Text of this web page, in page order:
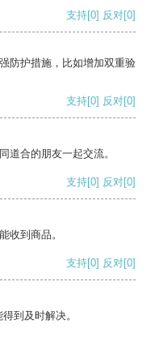
支持[0] 反对[0]
防护措施，比如增加双重验
支持[0] 反对[0]
道合的朋友一起交流。
支持[0] 反对[0]
收到商品。
支持[0] 反对[0]
到及时解决。